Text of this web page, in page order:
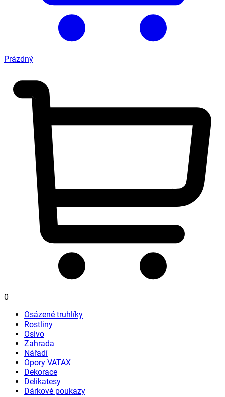
Prázdný
0
Osázené truhlíky
Rostliny
Osivo
Zahrada
Nářadí
Opory VATAX
Dekorace
Delikatesy
Dárkové poukazy